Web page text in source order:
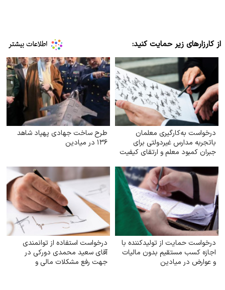
از کارزارهای زیر حمایت کنید:
درخواست به‌کارگیری معلمان
باتجربه مدارس غیردولتی برای
جبران کمبود معلم و ارتقای کیفیت
طرح ساخت جهادی پهپاد شاهد
۱۳۶ در میادین
درخواست حمایت از تولیدکننده با
اجازه کسب مستقیم بدون مالیات
و عوارض در میادین
درخواست استفاده از توانمندی
آقای سعید محمدی دورکی در
جهت رفع مشکلات مالی و